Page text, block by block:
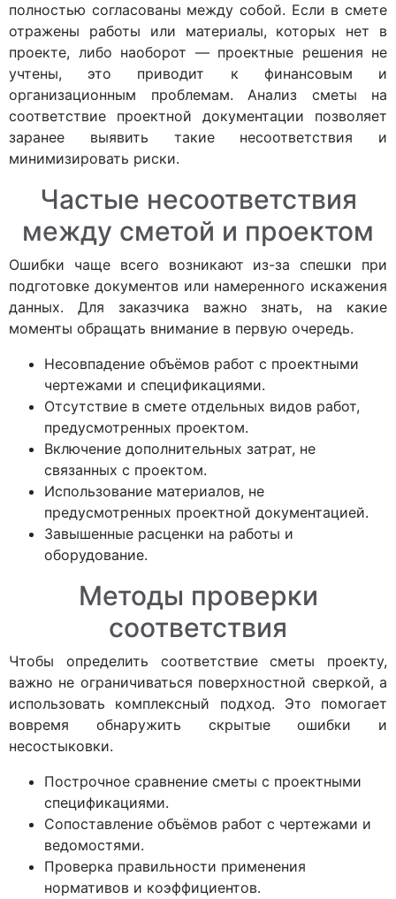
полностью согласованы между собой. Если в смете
отражены работы или материалы, которых нет в
проекте, либо наоборот — проектные решения не
учтены, это приводит к финансовым и
организационным проблемам. Анализ сметы на
соответствие проектной документации позволяет
заранее выявить такие несоответствия и
минимизировать риски.
Частые несоответствия
между сметой и проектом
Ошибки чаще всего возникают из-за спешки при
подготовке документов или намеренного искажения
данных. Для заказчика важно знать, на какие
моменты обращать внимание в первую очередь.
Несовпадение объёмов работ с проектными
чертежами и спецификациями.
Отсутствие в смете отдельных видов работ,
предусмотренных проектом.
Включение дополнительных затрат, не
связанных с проектом.
Использование материалов, не
предусмотренных проектной документацией.
Завышенные расценки на работы и
оборудование.
Методы проверки
соответствия
Чтобы определить соответствие сметы проекту,
важно не ограничиваться поверхностной сверкой, а
использовать комплексный подход. Это помогает
вовремя обнаружить скрытые ошибки и
несостыковки.
Построчное сравнение сметы с проектными
спецификациями.
Сопоставление объёмов работ с чертежами и
ведомостями.
Проверка правильности применения
нормативов и коэффициентов.